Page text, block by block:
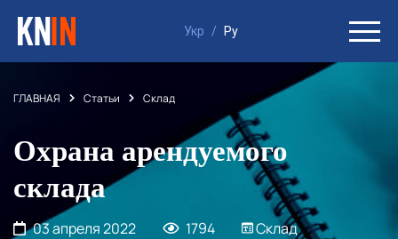
Укр / Ру
ГЛАВНАЯ Статьи Склад
Охрана арендуемого
склада
03 апреля 2022 1794 Склад